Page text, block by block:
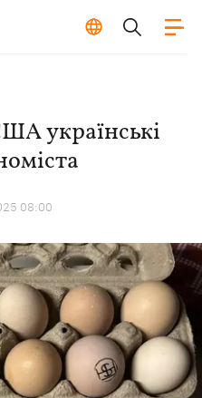
українські
08:00